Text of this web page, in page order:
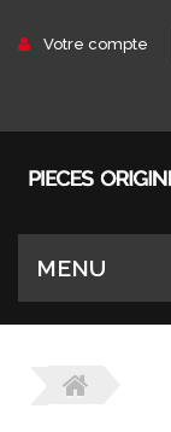
Votre compte
MENU